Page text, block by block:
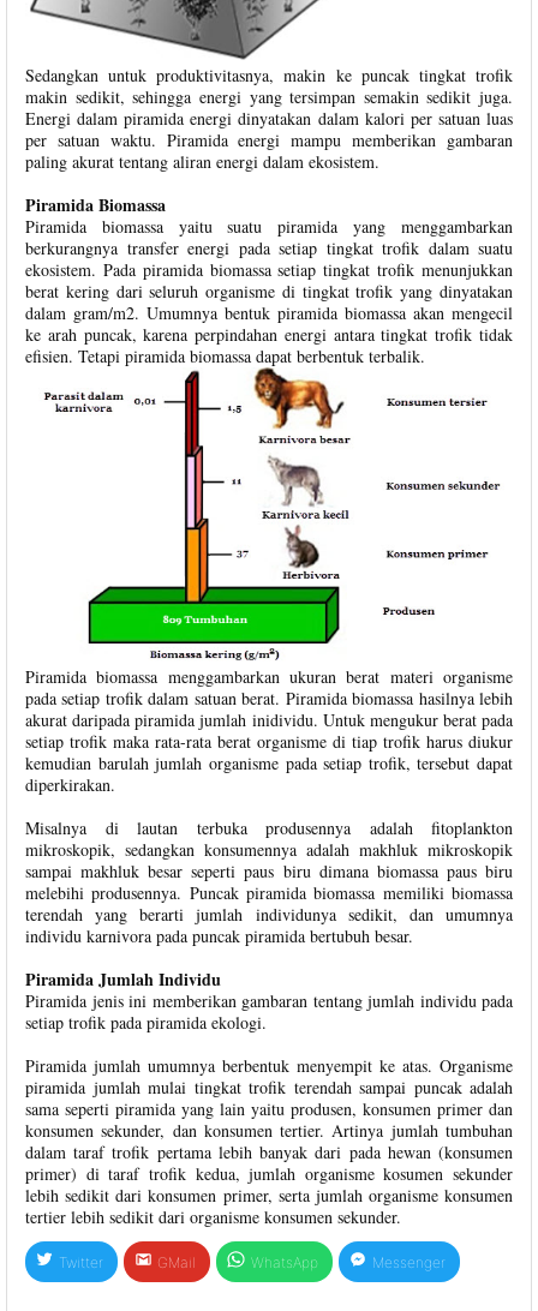
Sedangkan untuk produktivitasnya, makin ke puncak tingkat trofik
makin sedikit, sehingga energi yang tersimpan semakin sedikit juga.
Energi dalam piramida energi dinyatakan dalam kalori per satuan luas
per satuan waktu. Piramida energi mampu memberikan gambaran
paling akurat tentang aliran energi dalam ekosistem.
Piramida Biomassa
Piramida biomassa yaitu suatu piramida yang menggambarkan
berkurangnya transfer energi pada setiap tingkat trofik dalam suatu
ekosistem. Pada piramida biomassa setiap tingkat trofik menunjukkan
berat kering dari seluruh organisme di tingkat trofik yang dinyatakan
dalam gram/m2. Umumnya bentuk piramida biomassa akan mengecil
ke arah puncak, karena perpindahan energi antara tingkat trofik tidak
efisien. Tetapi piramida biomassa dapat berbentuk terbalik.
Piramida biomassa menggambarkan ukuran berat materi organisme
pada setiap trofik dalam satuan berat. Piramida biomassa hasilnya lebih
akurat daripada piramida jumlah inidividu. Untuk mengukur berat pada
setiap trofik maka rata-rata berat organisme di tiap trofik harus diukur
kemudian barulah jumlah organisme pada setiap trofik, tersebut dapat
diperkirakan.
Misalnya di lautan terbuka produsennya adalah fitoplankton
mikroskopik, sedangkan konsumennya adalah makhluk mikroskopik
sampai makhluk besar seperti paus biru dimana biomassa paus biru
melebihi produsennya. Puncak piramida biomassa memiliki biomassa
terendah yang berarti jumlah individunya sedikit, dan umumnya
individu karnivora pada puncak piramida bertubuh besar.
Piramida Jumlah Individu
Piramida jenis ini memberikan gambaran tentang jumlah individu pada
setiap trofik pada piramida ekologi.
Piramida jumlah umumnya berbentuk menyempit ke atas. Organisme
piramida jumlah mulai tingkat trofik terendah sampai puncak adalah
sama seperti piramida yang lain yaitu produsen, konsumen primer dan
konsumen sekunder, dan konsumen tertier. Artinya jumlah tumbuhan
dalam taraf trofik pertama lebih banyak dari pada hewan (konsumen
primer) di taraf trofik kedua, jumlah organisme kosumen sekunder
lebih sedikit dari konsumen primer, serta jumlah organisme konsumen
tertier lebih sedikit dari organisme konsumen sekunder.
Twitter GMail WhatsApp Messenger